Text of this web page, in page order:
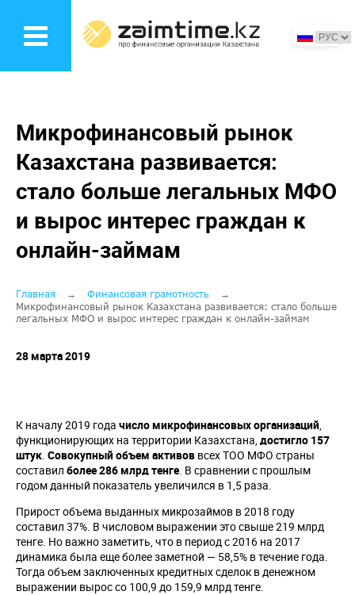
основному
Микрофинансовый рынок
Казахстана развивается:
стало больше легальных МФО
и вырос интерес граждан к
онлайн-займам
Строка
навигации
Главная
Финансовая грамотность
Микрофинансовый рынок Казахстана развивается: стало больше
легальных МФО и вырос интерес граждан к онлайн-займам
28 марта 2019
К началу 2019 года число микрофинансовых организаций,
функционирующих на территории Казахстана, достигло 157
штук. Совокупный объем активов всех ТОО МФО страны
составил более 286 млрд тенге. В сравнении с прошлым
годом данный показатель увеличился в 1,5 раза.
Прирост объема выданных микрозаймов в 2018 году
составил 37%. В числовом выражении это свыше 219 млрд
тенге. Но важно заметить, что в период с 2016 на 2017
динамика была еще более заметной — 58,5% в течение года.
Тогда объем заключенных кредитных сделок в денежном
выражении вырос со 100,9 до 159,9 млрд тенге.